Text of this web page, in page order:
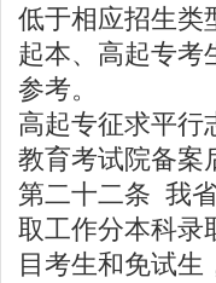
低于相应招生类
起本、高起专考
参考。
高起专征求平行
教育考试院备案
第二十二条 我
取工作分本科录
目考生和免试生